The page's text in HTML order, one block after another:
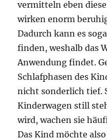
vermitteln eben
wirken enorm
Dadurch kann es
finden, weshalb das
Anwendung findet.
Schlafphasen des
nicht sonderlich tief.
Kinderwagen still
wird, wachen sie
Das Kind möchte